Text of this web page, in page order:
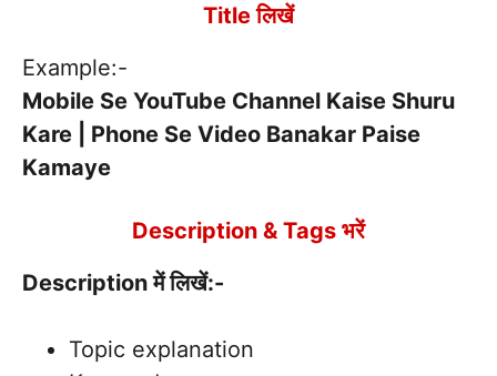
Title लिखें
Example:-
Mobile Se YouTube Channel Kaise Shuru
Kare | Phone Se Video Banakar Paise
Kamaye
Description & Tags भरें
Description में लिखें:-
Topic explanation